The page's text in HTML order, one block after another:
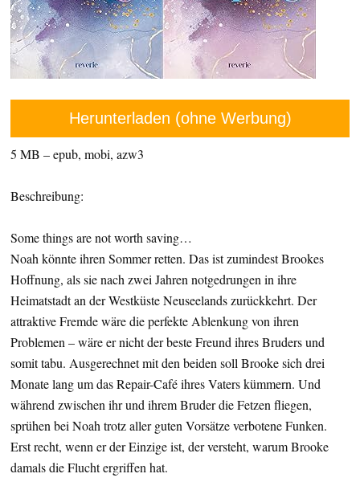
Herunterladen (ohne Werbung)
5 MB – epub, mobi, azw3
Beschreibung:
Some things are not worth saving…
Noah könnte ihren Sommer retten. Das ist zumindest Brookes
Hoffnung, als sie nach zwei Jahren notgedrungen in ihre
Heimatstadt an der Westküste Neuseelands zurückkehrt. Der
attraktive Fremde wäre die perfekte Ablenkung von ihren
Problemen – wäre er nicht der beste Freund ihres Bruders und
somit tabu. Ausgerechnet mit den beiden soll Brooke sich drei
Monate lang um das Repair-Café ihres Vaters kümmern. Und
während zwischen ihr und ihrem Bruder die Fetzen fliegen,
sprühen bei Noah trotz aller guten Vorsätze verbotene Funken.
Erst recht, wenn er der Einzige ist, der versteht, warum Brooke
damals die Flucht ergriffen hat.